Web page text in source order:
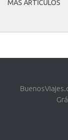
MÁS ARTICULOS